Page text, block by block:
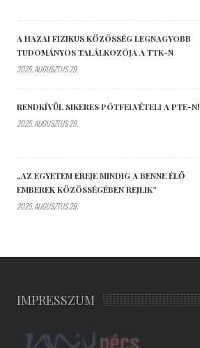
A HAZAI FIZIKUS KÖZÖSSÉG LEGNAGYOBB
TUDOMÁNYOS TALÁLKOZÓJA A TTK-N
2025. AUGUSZTUS 29.
RENDKÍVÜL SIKERES PÓTFELVÉTELI A PTE-N!
2025. AUGUSZTUS 29.
„AZ EGYETEM EREJE MINDIG A BENNE ÉLŐ
EMBEREK KÖZÖSSÉGÉBEN REJLIK”
2025. AUGUSZTUS 29.
IMPRESSZUM